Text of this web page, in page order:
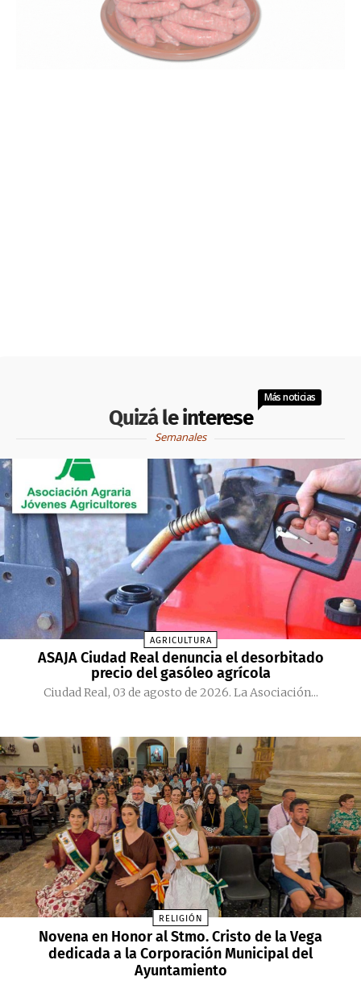
Quizá le interese
Más noticias
Semanales
AGRICULTURA
ASAJA Ciudad Real denuncia el desorbitado
precio del gasóleo agrícola
Ciudad Real, 03 de agosto de 2026. La Asociación...
RELIGIÓN
Novena en Honor al Stmo. Cristo de la Vega
dedicada a la Corporación Municipal del
Ayuntamiento